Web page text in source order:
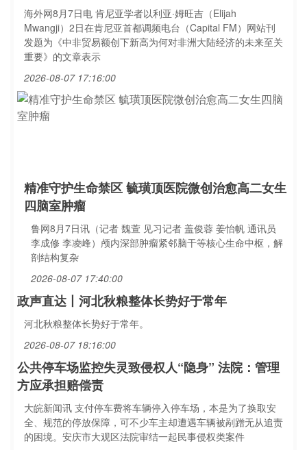
海外网8月7日电 肯尼亚学者以利亚·姆旺吉（Elijah
Mwangji）2日在肯尼亚首都调频电台（Capital FM）网站刊
发题为《中非贸易额创下新高为何对非洲大陆经济的未来至关
重要》的文章表示
2026-08-07 17:16:00
精准守护生命禁区 毓璜顶医院微创治愈高二女生
四脑室肿瘤
鲁网8月7日讯（记者 魏萱 见习记者 盖俊蓉 姜怡帆 通讯员
李成修 李凌峰）颅内深部肿瘤紧邻脑干等核心生命中枢，解
剖结构复杂
2026-08-07 17:40:00
政声直达丨河北秋粮整体长势好于常年
河北秋粮整体长势好于常年。
2026-08-07 18:16:00
公共停车场监控失灵致侵权人“隐身” 法院：管理
方应承担赔偿责
大皖新闻讯 支付停车费将车辆停入停车场，本是为了换取安
全、规范的停放保障，可不少车主却遭遇车辆被剐蹭无从追责
的困境。安庆市大观区法院审结一起民事侵权类案件